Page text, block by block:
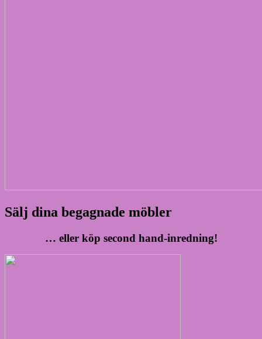
Sälj dina begagnade möbler
… eller köp second hand-inredning!